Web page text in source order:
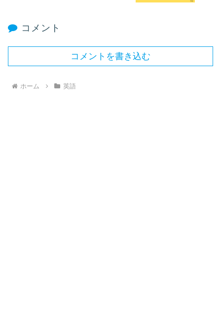
コメント
コメントを書き込む
ホーム 英語